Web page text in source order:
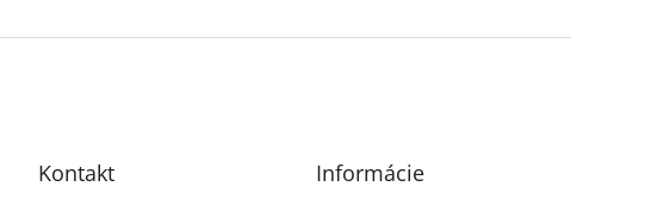
Kontakt Informácie